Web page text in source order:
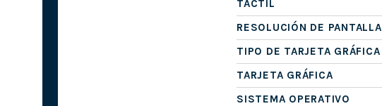
TÁCTIL
RESOLUCIÓN DE PANTALLA
TIPO DE TARJETA GRÁFICA
TARJETA GRÁFICA
SISTEMA OPERATIVO